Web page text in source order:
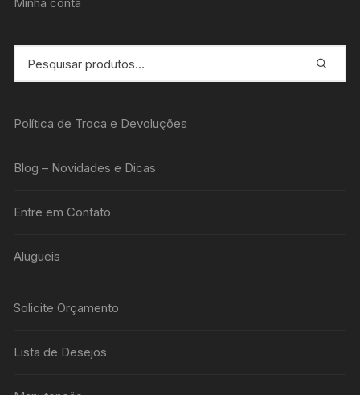
Minha conta
Política de Troca e Devoluções
Blog – Novidades e Dicas
Entre em Contato
Alugueis
Solicite Orçamento
Lista de Desejos